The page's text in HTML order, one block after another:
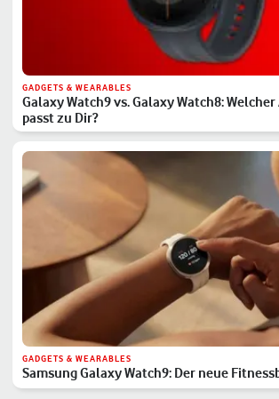
GADGETS & WEARABLES
Galaxy Watch9 vs. Galaxy Watch8:
passt zu Dir?
GADGETS & WEARABLES
Samsung Galaxy Watch9: Der neue
Handgelenk